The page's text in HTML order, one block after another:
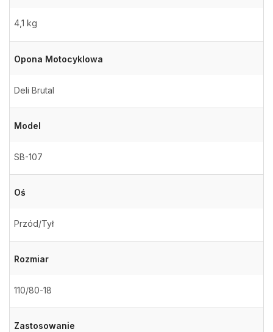
4,1 kg
Opona Motocyklowa
Deli Brutal
Model
SB-107
Oś
Przód/Tył
Rozmiar
110/80-18
Zastosowanie